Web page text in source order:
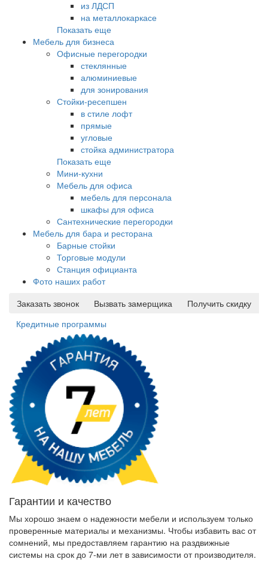
из ЛДСП
на металлокаркасе
Показать еще
Мебель для бизнеса
Офисные перегородки
стеклянные
алюминиевые
для зонирования
Стойки-ресепшен
в стиле лофт
прямые
угловые
стойка администратора
Показать еще
Мини-кухни
Мебель для офиса
мебель для персонала
шкафы для офиса
Сантехнические перегородки
Мебель для бара и ресторана
Барные стойки
Торговые модули
Станция официанта
Фото наших работ
Заказать звонок
Вызвать замерщика
Получить скидку
Кредитные программы
Гарантии и качество
Мы хорошо знаем о надежности мебели и используем только
проверенные материалы и механизмы. Чтобы избавить вас от
сомнений, мы предоставляем гарантию на раздвижные
системы на срок до 7-ми лет в зависимости от производителя.